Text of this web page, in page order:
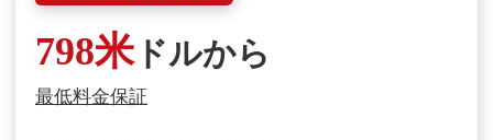
798米ドルから
最低料金保証